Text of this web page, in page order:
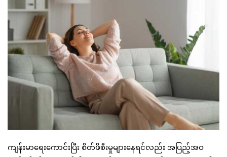
ကျန်းမာရေးကောင်းပြီး စိတ်ဖိစီးမှုများနေရင်လည်း အပြည့်အဝ